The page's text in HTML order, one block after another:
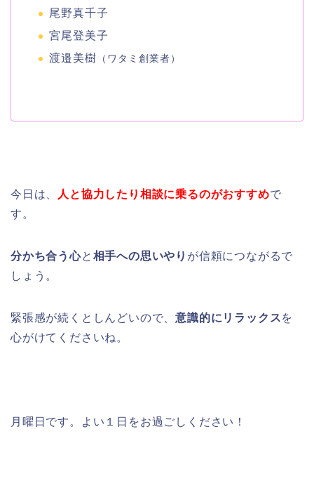
尾野真千子
宮尾登美子
渡邉美樹 （ワタミ創業者）
今日は、 人と協力したり相談に乗るのがおすすめで
す。
分かち合う心と 相手への思いやり が信頼につながるで
しょう。
緊張感が続くとしんどいので、意識的にリラックスを
心がけてくださいね。
月曜日です。よい１日をお過ごしください！